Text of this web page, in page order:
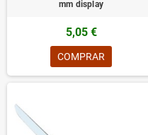
mm display
5,05 €
COMPRAR